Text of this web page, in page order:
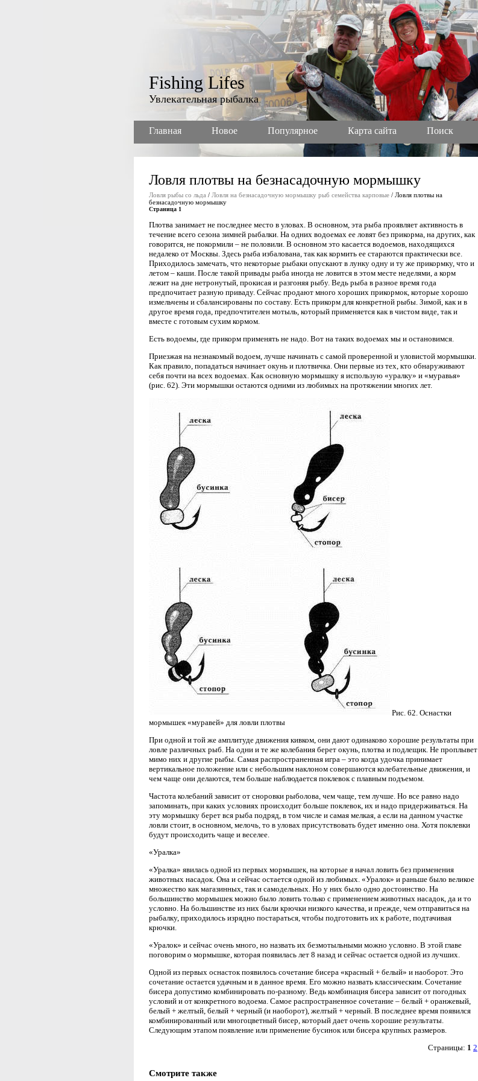
Fishing Lifes
Увлекательная рыбалка
Главная Новое Популярное Карта сайта Поиск
Ловля плотвы на безнасадочную мормышку
Ловля рыбы со льда / Ловля на безнасадочную мормышку рыб семейства карповые / Ловля плотвы на
безнасадочную мормышку
Страница 1
Плотва занимает не последнее место в уловах. В основном, эта рыба проявляет активность в
течение всего сезона зимней рыбалки. На одних водоемах ее ловят без прикорма, на других, как
говорится, не покормили – не половили. В основном это касается водоемов, находящихся
недалеко от Москвы. Здесь рыба избалована, так как кормить ее стараются практически все.
Приходилось замечать, что некоторые рыбаки опускают в лунку одну и ту же прикормку, что и
летом – каши. После такой привады рыба иногда не ловится в этом месте неделями, а корм
лежит на дне нетронутый, прокисая и разгоняя рыбу. Ведь рыба в разное время года
предпочитает разную приваду. Сейчас продают много хороших прикормок, которые хорошо
измельчены и сбалансированы по составу. Есть прикорм для конкретной рыбы. Зимой, как и в
другое время года, предпочтителен мотыль, который применяется как в чистом виде, так и
вместе с готовым сухим кормом.
Есть водоемы, где прикорм применять не надо. Вот на таких водоемах мы и остановимся.
Приезжая на незнакомый водоем, лучше начинать с самой проверенной и уловистой мормышки.
Как правило, попадаться начинает окунь и плотвичка. Они первые из тех, кто обнаруживают
себя почти на всех водоемах. Как основную мормышку я использую «уралку» и «муравья»
(рис. 62). Эти мормышки остаются одними из любимых на протяжении многих лет.
Рис. 62. Оснастки
мормышек «муравей» для ловли плотвы
При одной и той же амплитуде движения кивком, они дают одинаково хорошие результаты при
ловле различных рыб. На одни и те же колебания берет окунь, плотва и подлещик. Не проплывет
мимо них и другие рыбы. Самая распространенная игра – это когда удочка принимает
вертикальное положение или с небольшим наклоном совершаются колебательные движения, и
чем чаще они делаются, тем больше наблюдается поклевок с плавным подъемом.
Частота колебаний зависит от сноровки рыболова, чем чаще, тем лучше. Но все равно надо
запоминать, при каких условиях происходит больше поклевок, их и надо придерживаться. На
эту мормышку берет вся рыба подряд, в том числе и самая мелкая, а если на данном участке
ловли стоит, в основном, мелочь, то в уловах присутствовать будет именно она. Хотя поклевки
будут происходить чаще и веселее.
«Уралка»
«Уралка» явилась одной из первых мормышек, на которые я начал ловить без применения
животных насадок. Она и сейчас остается одной из любимых. «Уралок» и раньше было великое
множество как магазинных, так и самодельных. Но у них было одно достоинство. На
большинство мормышек можно было ловить только с применением животных насадок, да и то
условно. На большинстве из них были крючки низкого качества, и прежде, чем отправиться на
рыбалку, приходилось изрядно постараться, чтобы подготовить их к работе, подтачивая
крючки.
«Уралок» и сейчас очень много, но назвать их безмотыльными можно условно. В этой главе
поговорим о мормышке, которая появилась лет 8 назад и сейчас остается одной из лучших.
Одной из первых оснасток появилось сочетание бисера «красный + белый» и наоборот. Это
сочетание остается удачным и в данное время. Его можно назвать классическим. Сочетание
бисера допустимо комбинировать по-разному. Ведь комбинация бисера зависит от погодных
условий и от конкретного водоема. Самое распространенное сочетание – белый + оранжевый,
белый + желтый, белый + черный (и наоборот), желтый + черный. В последнее время появился
комбинированный или многоцветный бисер, который дает очень хорошие результаты.
Следующим этапом появление или применение бусинок или бисера крупных размеров.
Страницы: 1 2
Смотрите также